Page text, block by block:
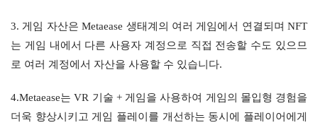
3. 게임 자산은 Metaease 생태계의 여러 게임에서 연결되며 NFT
는 게임 내에서 다른 사용자 계정으로 직접 전송할 수도 있으므
로 여러 계정에서 자산을 사용할 수 있습니다.
4.Metaease는 VR 기술 + 게임을 사용하여 게임의 몰입형 경험을
더욱 향상시키고 게임 플레이를 개선하는 동시에 플레이어에게